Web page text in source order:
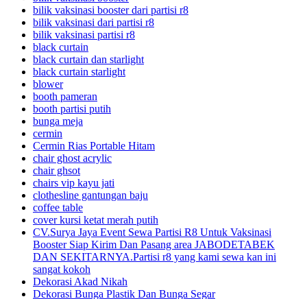
bilik vaksinasi booster dari partisi r8
bilik vaksinasi dari partisi r8
bilik vaksinasi partisi r8
black curtain
black curtain dan starlight
black curtain starlight
blower
booth pameran
booth partisi putih
bunga meja
cermin
Cermin Rias Portable Hitam
chair ghost acrylic
chair ghsot
chairs vip kayu jati
clothesline gantungan baju
coffee table
cover kursi ketat merah putih
CV.Surya Jaya Event Sewa Partisi R8 Untuk Vaksinasi
Booster Siap Kirim Dan Pasang area JABODETABEK
DAN SEKITARNYA.Partisi r8 yang kami sewa kan ini
sangat kokoh
Dekorasi Akad Nikah
Dekorasi Bunga Plastik Dan Bunga Segar